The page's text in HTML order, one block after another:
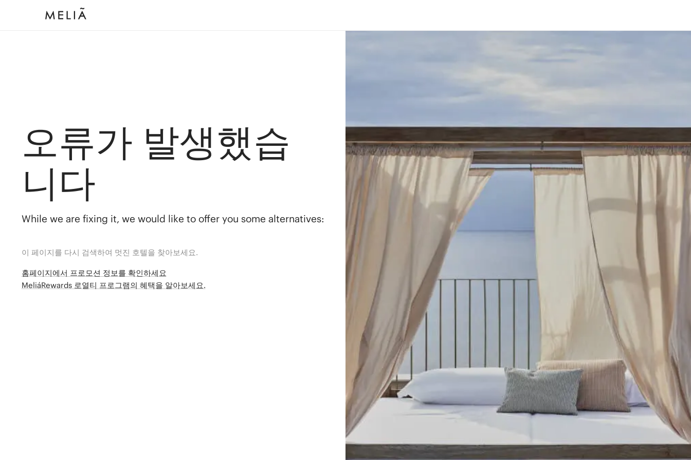
오류가 발생했습
니다
While we are fixing it, we would like to offer you some alternatives:
이 페이지를 다시 검색하여 멋진 호텔을 찾아보세요.
홈페이지에서 프로모션 정보를 확인하세요
MeliáRewards 로열티 프로그램의 혜택을 알아보세요.